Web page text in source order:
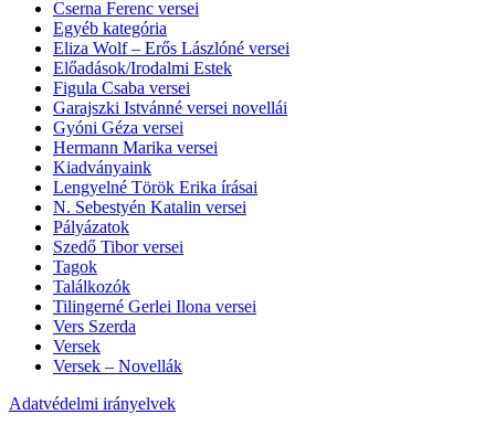
Cserna Ferenc versei
Egyéb kategória
Eliza Wolf – Erős Lászlóné versei
Előadások/Irodalmi Estek
Figula Csaba versei
Garajszki Istvánné versei novellái
Gyóni Géza versei
Hermann Marika versei
Kiadványaink
Lengyelné Török Erika írásai
N. Sebestyén Katalin versei
Pályázatok
Szedő Tibor versei
Tagok
Találkozók
Tilingerné Gerlei Ilona versei
Vers Szerda
Versek
Versek – Novellák
Adatvédelmi irányelvek